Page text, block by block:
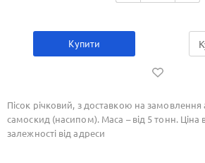
Купити
Пісок річковий, з доставкою на
самоскид (насипом). Маса – від 5 тонн. Ціна
залежності від адреси